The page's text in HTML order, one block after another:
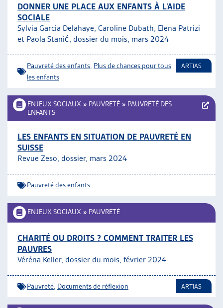
DONNER UNE PLACE AUX ENFANTS À L’AIDE
SOCIALE
Sylvia Garcia Delahaye, Caroline Dubath, Elena Patrizi
et Paola Stanić, dossier du mois, mars 2024
Pauvreté des enfants Plus de chances pour tous
les enfants
ARTIAS
ENJEUX SOCIAUX » PAUVRETÉ » PAUVRETÉ DES
ENFANTS
LES ENFANTS EN SITUATION DE PAUVRETÉ EN
SUISSE
Revue Zeso, dossier, mars 2024
Pauvreté des enfants
ENJEUX SOCIAUX » PAUVRETÉ
CHARITÉ OU DROITS ? COMMENT TRAITER LES
PAUVRES
Véréna Keller, dossier du mois, février 2024
Pauvreté Documents de réflexion ARTIAS